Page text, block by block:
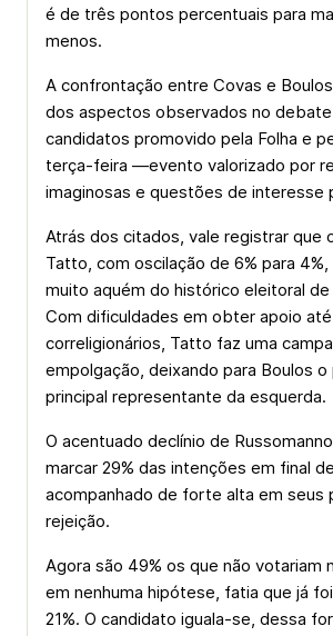
é de três pontos percentuais para
menos.
A confrontação entre Covas e
dos aspectos observados no
candidatos promovido pela Folha e
terça-feira —evento valorizado por
imaginosas e questões de interesse
Atrás dos citados, vale registrar que
Tatto, com oscilação de 6% para
muito aquém do histórico eleitoral
Com dificuldades em obter apoio
correligionários, Tatto faz uma
empolgação, deixando para Boulos o
principal representante da esquerda.
O acentuado declínio de
marcar 29% das intenções em final
acompanhado de forte alta em seus
rejeição.
Agora são 49% os que não votariam
em nenhuma hipótese, fatia que já
21%. O candidato iguala-se, dessa